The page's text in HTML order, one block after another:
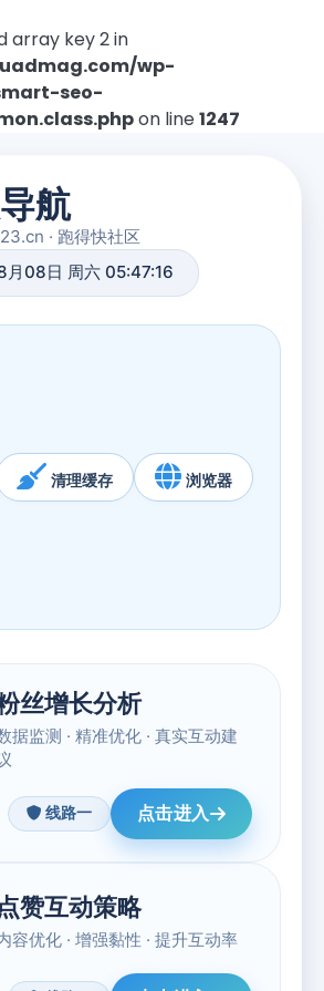
array key 2 in
wp-
seo-
on line1247